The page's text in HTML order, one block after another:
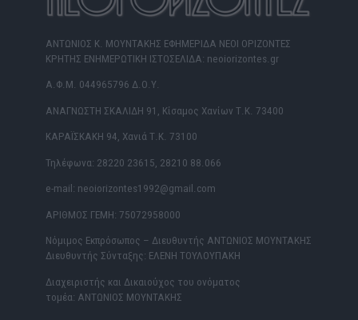
ΑΝΤΩΝΙΟΣ Κ. ΜΟΥΝΤΑΚΗΣ ΕΦΗΜΕΡΙΔΑ ΝΕΟΙ ΟΡΙΖΟΝΤΕΣ
ΚΡΗΤΗΣ ΕΝΗΜΕΡΩΤΙΚΗ ΙΣΤΟΣΕΛΙΔΑ: neoiorizontes.gr
Α.Φ.Μ. 044965796 Δ.Ο.Υ.
ΑΝΑΓΝΩΣΤΗ ΣΚΑΛΙΔΗ 91, Κίσαμος Χανίων Τ.Κ. 73400
ΚΑΡΑΪΣΚΑΚΗ 94, Χανιά Τ.Κ. 73100
Τηλέφωνα: 28220 23615, 28210 88.066
e-mail: neoiorizontes1992@gmail.com
ΑΡΙΘΜΟΣ ΓΕΜΗ: 75072958000
Νόμιμος Εκπρόσωπος – Διευθυντής ΑΝΤΩΝΙΟΣ ΜΟΥΝΤΑΚΗΣ
Διευθυντής Σύνταξης: ΕΛΕΝΗ ΤΟΥΛΟΥΠΑΚΗ
Διαχειριστής και Δικαιούχος του ονόματος
τομέα: ΑΝΤΩΝΙΟΣ ΜΟΥΝΤΑΚΗΣ